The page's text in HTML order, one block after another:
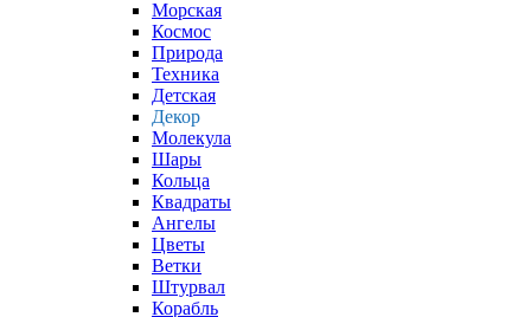
Морская
Космос
Природа
Техника
Детская
Декор
Молекула
Шары
Кольца
Квадраты
Ангелы
Цветы
Ветки
Штурвал
Корабль